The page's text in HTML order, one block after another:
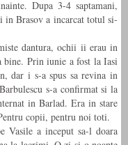
Dupa 3-4 saptamani,
in Brasov a incarcat totul si-
dantura, ochii ii erau in
Prin iunie a fost la Iasi
dar i s-a spus sa revina in
s-a confirmat si la
in Barlad. Era in stare
copii, pentru noi toti.
Vasile a inceput sa-l doara